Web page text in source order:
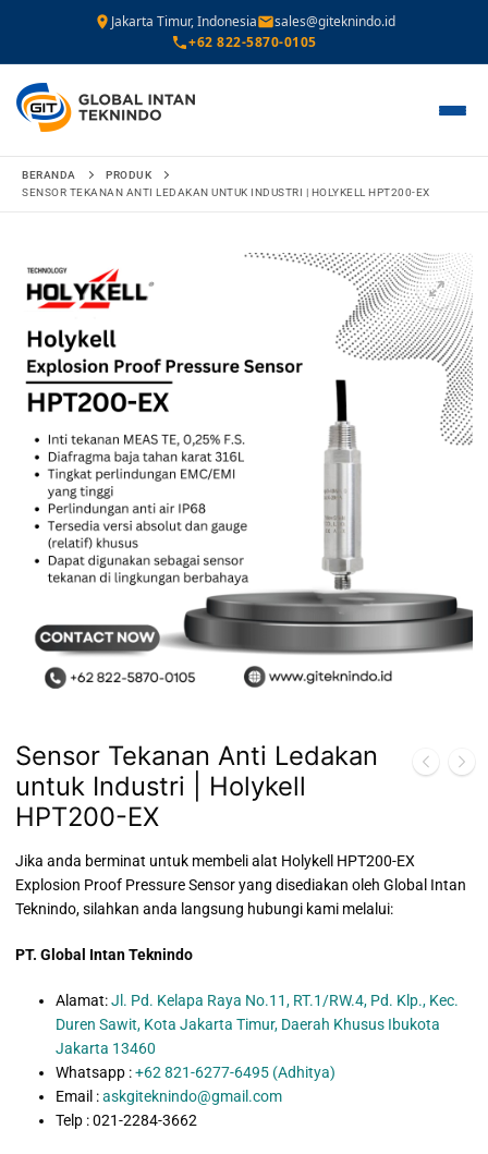
Jakarta Timur, Indonesia
sales@giteknindo.id
+62 822-5870-0105
Lompat
BERANDA
PRODUK
SENSOR TEKANAN ANTI LEDAKAN UNTUK INDUSTRI | HOLYKELL HPT200-EX
🔍
Sensor Tekanan Anti Ledakan
untuk Industri | Holykell
HPT200-EX
Jika anda berminat untuk membeli alat Holykell HPT200-EX
Explosion Proof Pressure Sensor yang disediakan oleh Global Intan
Teknindo, silahkan anda langsung hubungi kami melalui:
PT. Global Intan Teknindo
Alamat:Jl. Pd. Kelapa Raya No.11, RT.1/RW.4, Pd. Klp., Kec.
Duren Sawit, Kota Jakarta Timur, Daerah Khusus Ibukota
Jakarta 13460
Whatsapp :+62 821-6277-6495 (Adhitya)
Email :askgiteknindo@gmail.com
Telp : 021-2284-3662